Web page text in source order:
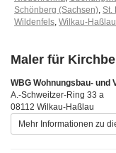
Schönberg (Sachsen), St.
Wildenfels, Wilkau-Haßlau
Maler für
WBG Wohnungsbau- und
A.-Schweitzer-Ring 33 a
08112 Wilkau-Haßlau
Mehr Informationen zu